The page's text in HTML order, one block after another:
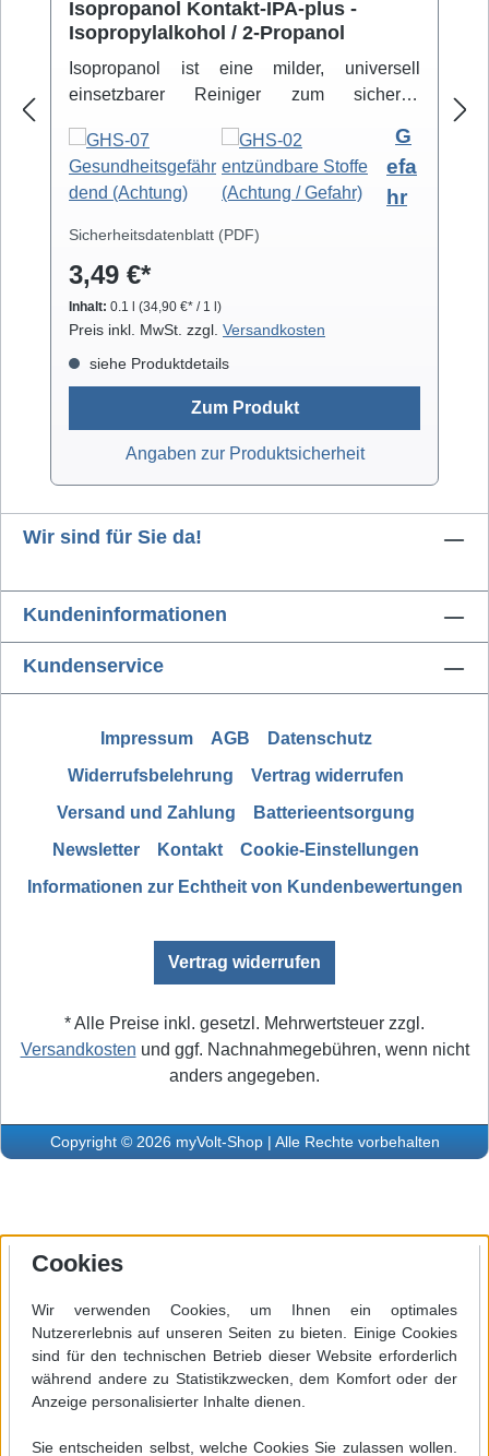
Isopropanol Kontakt-IPA-plus -
Isopropylalkohol / 2-Propanol
Isopropanol ist eine milder, universell
einsetzbarer Reiniger zum sicheren
Hochreiner Isopropanol-Alkohol ( 99,8% )
eignet sich zur professionellen Säuberung
von z.B. Video- und Tonköpfen,
Laufwerkteilen, Gummirollen und optischen
arbeitet rückstandsfrei.
G
efa
hr
Sicherheitsdatenblatt (PDF)
3,49 €*
Inhalt: 0.1 l (34,90 €* / 1 l)
Preis inkl. MwSt. zzgl. Versandkosten
siehe Produktdetails
Zum Produkt
Angaben zur Produktsicherheit
Wir sind für Sie da!
Kundeninformationen
Kundenservice
Impressum AGB
Datenschutz
Widerrufsbelehrung
Vertrag widerrufen
Versand und Zahlung
Batterieentsorgung
Newsletter
Kontakt
Cookie-Einstellungen
Informationen zur Echtheit von Kundenbewertungen
Vertrag widerrufen
* Alle Preise inkl. gesetzl. Mehrwertsteuer zzgl.
Versandkosten und ggf. Nachnahmegebühren, wenn nicht
anders angegeben.
Copyright © 2026 myVolt-Shop | Alle Rechte vorbehalten
Cookies
Wir verwenden Cookies, um Ihnen ein optimales
Nutzererlebnis auf unseren Seiten zu bieten. Einige Cookies
sind für den technischen Betrieb dieser Website erforderlich
während andere zu Statistikzwecken, dem Komfort oder der
Anzeige personalisierter Inhalte dienen.
Sie entscheiden selbst, welche Cookies Sie zulassen wollen.